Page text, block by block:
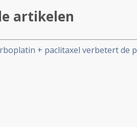
artikelen
+ paclitaxel verbetert de